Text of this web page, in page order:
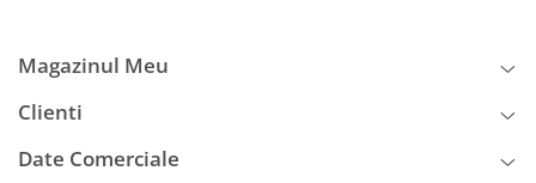
Magazinul Meu
Clienti
Date Comerciale